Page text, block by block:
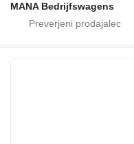
MANA Bedrijfswagens